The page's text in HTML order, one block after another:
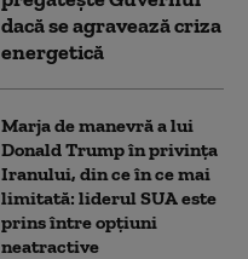
dacă se agravează criza
energetică
Marja de manevră a lui
Donald Trump în privința
Iranului, din ce în ce mai
limitată: liderul SUA este
prins între opțiuni
neatractive